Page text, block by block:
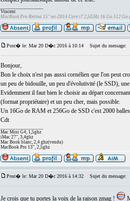
Vincent
MacBook Pro Retina 15" mi-2014 Core i7 2,5GHz 16 Go 512 Go
Post� le: Mar 20 D�c 2016 à 10:14 Sujet du message:
Bonjour,
Bon le choix n'est pas aussi cornélien que l'on peut
un peu de bidouille, un peu d'évolutivité (le SSD),
Evidemment il faut bien le choisir au départ
(format propriétaire) et un peu cher, mais possible.
Un 16Go de RAM et 256Go de SSD c'est 2000
Cdt
Mac Mini G4, 1,5ghz
iMac 27", 3,4ghz
Mac Book blanc, 2,4 ghz(vendu)
MacBook Pro 13", 2,5ghz
Post� le: Mar 20 D�c 2016 à 14:32 Sujet du message:
Je crois que tu portes la voix de la raison zmag !